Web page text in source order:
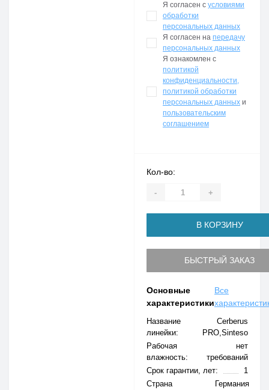
Я согласен с условиями
обработки
персональных данных
Я согласен на передачу
персональных данных
Я ознакомлен с
политикой
конфиденциальности,
политикой обработки
персональных данных и
пользовательским
соглашением
Основные
характеристики
Все
Название
линейки:
Cerberus
PRO,Sinteso
Рабочая
влажность:
нет
требований
Срок гарантии, лет:
1
Страна
Германия
Кол-во:
- +
В КОРЗИНУ
БЫСТРЫЙ ЗАКАЗ